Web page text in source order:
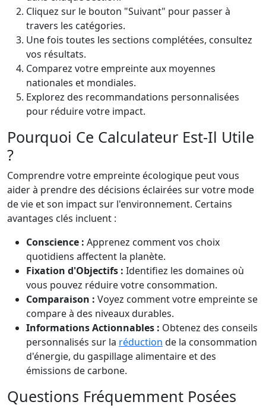
Cliquez sur le bouton "Suivant" pour passer à
travers les catégories.
Une fois toutes les sections complétées, consultez
vos résultats.
Comparez votre empreinte aux moyennes
nationales et mondiales.
Explorez des recommandations personnalisées
pour réduire votre impact.
Pourquoi Ce Calculateur Est-Il Utile
?
Comprendre votre empreinte écologique peut vous
aider à prendre des décisions éclairées sur votre mode
de vie et son impact sur l'environnement. Certains
avantages clés incluent :
Conscience : Apprenez comment vos choix
quotidiens affectent la planète.
Fixation d'Objectifs : Identifiez les domaines où
vous pouvez réduire votre consommation.
Comparaison : Voyez comment votre empreinte se
compare à des niveaux durables.
Informations Actionnables : Obtenez des conseils
personnalisés sur la réduction de la consommation
d'énergie, du gaspillage alimentaire et des
émissions de carbone.
Questions Fréquemment Posées